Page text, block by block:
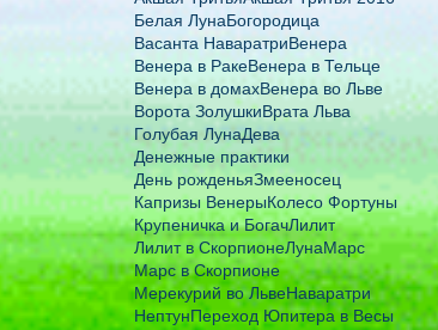
Белая ЛунаБогородица
Васанта НаваратриВенера
Венера в РакеВенера в Тельце
Венера в домахВенера во Льве
Ворота ЗолушкиВрата Льва
Голубая ЛунаДева
Денежные практики
День рожденьяЗмееносец
Капризы ВенерыКолесо Фортуны
Крупеничка и БогачЛилит
Лилит в СкорпионеЛунаМарс
Марс в Скорпионе
Мерекурий во ЛьвеНаваратри
НептунПереход Юпитера в Весы